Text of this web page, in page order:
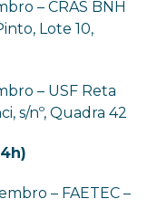
– CRAS BNH
Lote 10,
– USF Reta
s/nº, Quadra 42
– FAETEC –